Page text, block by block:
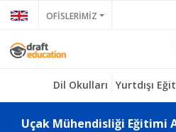
OFİSLERİMİZ
Dil Okulları Yurtdışı
Uçak Mühendisliği Eğitimi